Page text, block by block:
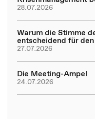
28.07.2026
Warum die Stimme
entscheidend für
27.07.2026
Die Meeting-Ampel
24.07.2026